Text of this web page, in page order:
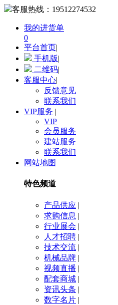
客服热线： 19512274532
我的进货单
0
平台首页|
手机版|
二维码|
客服中心|
反馈意见
联系我们
VIP服务 |
VIP
会员服务
建站服务
联系我们
网站地图
特色频道
产品供应 |
求购信息 |
行业展会 |
人才招聘 |
技术交流 |
机械品牌 |
视频直播 |
配套商城 |
资讯头条 |
数字名片 |